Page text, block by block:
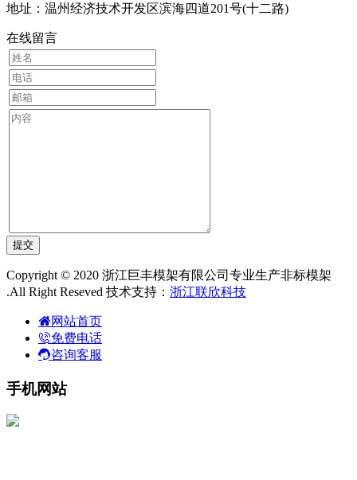
地址：温州经济技术开发区滨海四道201号(十二路)
在线留言
Copyright © 2020 浙江巨丰模架有限公司专业生产非标模架
.All Right Reseved 技术支持： 浙江联欣科技
网站首页
免费电话
咨询客服
手机网站